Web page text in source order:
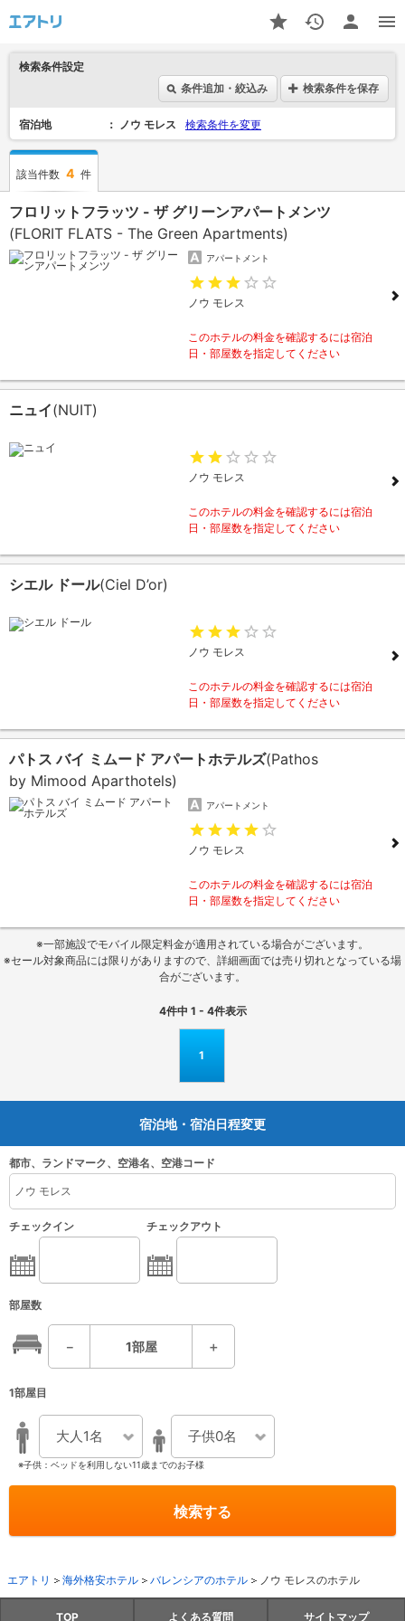
検索条件設定
条件追加・絞込み
検索条件を保存
宿泊地 ノウ モレス 検索条件を変更
該当件数 4 件
フロリットフラッツ - ザ グリーンアパートメンツ
(FLORIT FLATS - The Green Apartments)
アパートメント
ノウ モレス
このホテルの料金を確認するには宿泊
日・部屋数を指定してください
ニュイ(NUIT)
ノウ モレス
このホテルの料金を確認するには宿泊
日・部屋数を指定してください
シエル ドール(Ciel D’or)
ノウ モレス
このホテルの料金を確認するには宿泊
日・部屋数を指定してください
パトス バイ ミムード アパートホテルズ(Pathos
by Mimood Aparthotels)
アパートメント
ノウ モレス
このホテルの料金を確認するには宿泊
日・部屋数を指定してください
※一部施設でモバイル限定料金が適用されている場合がございます。
※セール対象商品には限りがありますので、詳細画面では売り切れとなっている場
合がございます。
4件中 1 - 4件表示
1
宿泊地・宿泊日程変更
都市、ランドマーク、空港名、空港コード
チェックイン チェックアウト
部屋数
－ 1部屋 ＋
1部屋目
大人1名 子供0名
※子供：ベッドを利用しない11歳までのお子様
検索する
エアトリ 海外格安ホテル バレンシアのホテル ノウ モレスのホテル
TOP よくある質問 サイトマップ